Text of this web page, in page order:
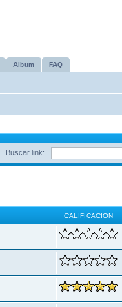
Album FAQ
Buscar link:
CALIFICACION